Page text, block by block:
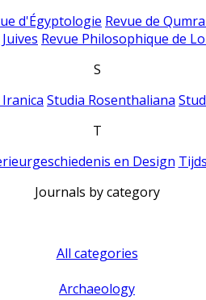
d'Égyptologie Revue de
Revue Philosophique de
S
Studia Rosenthaliana
T
en Design
Journals by category
All categories
Archaeology